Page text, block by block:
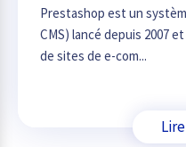
Prestashop est un
CMS) lancé depuis 2007
de sites de e-com...